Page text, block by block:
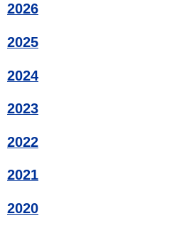
2026
2025
2024
2023
2022
2021
2020